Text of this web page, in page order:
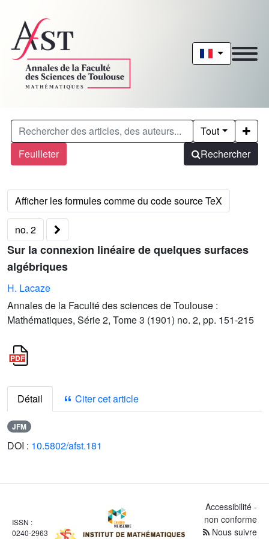
Feuilleter
Tout
Rechercher
no. 2
Sur la connexion linéaire de quelques surfaces
algébriques
H. Lacaze
Annales de la Faculté des sciences de Toulouse :
Mathématiques, Série 2, Tome 3 (1901) no. 2, pp. 151-215
Détail Citer cet article
JFM
DOI : 10.5802/afst.181
ISSN :
0240-2963
Accessibilité -
non conforme
Nous suivre